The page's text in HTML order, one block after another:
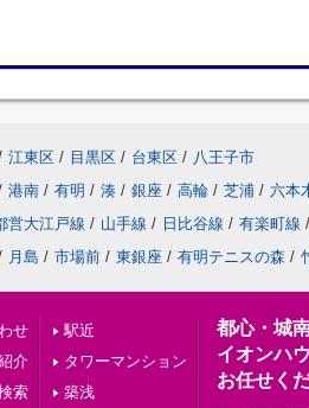
江東区 / 目黒区 / 台東区 / 八王子市
港南 / 有明 / 湊 / 銀座 / 高輪 / 芝浦 / 六本
営大江戸線 / 山手線 / 日比谷線 / 有楽町線 /
月島 / 市場前 / 東銀座 / 有明テニスの森 /
せ
介
索
駅近
タワーマンション
築浅
都心・城
イオンハ
お任せく